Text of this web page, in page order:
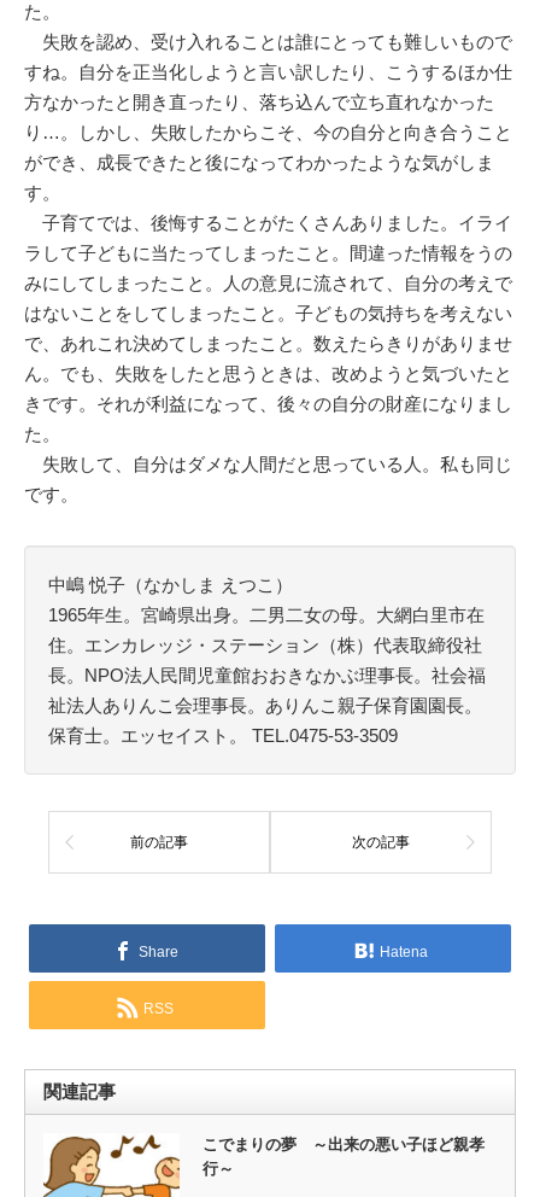
た。
失敗を認め、受け入れることは誰にとっても難しいもので
すね。自分を正当化しようと言い訳したり、こうするほか仕
方なかったと開き直ったり、落ち込んで立ち直れなかった
り…。しかし、失敗したからこそ、今の自分と向き合うこと
ができ、成長できたと後になってわかったような気がしま
す。
子育てでは、後悔することがたくさんありました。イライ
ラして子どもに当たってしまったこと。間違った情報をうの
みにしてしまったこと。人の意見に流されて、自分の考えで
はないことをしてしまったこと。子どもの気持ちを考えない
で、あれこれ決めてしまったこと。数えたらきりがありませ
ん。でも、失敗をしたと思うときは、改めようと気づいたと
きです。それが利益になって、後々の自分の財産になりまし
た。
失敗して、自分はダメな人間だと思っている人。私も同じ
です。
中嶋 悦子（なかしま えつこ）
1965年生。宮崎県出身。二男二女の母。大網白里市在
住。エンカレッジ・ステーション（株）代表取締役社
長。NPO法人民間児童館おおきなかぶ理事長。社会福
祉法人ありんこ会理事長。ありんこ親子保育園園長。
保育士。エッセイスト。 TEL.0475-53-3509
前の記事 次の記事
Share Hatena
RSS
関連記事
こでまりの夢 ～出来の悪い子ほど親孝
行～